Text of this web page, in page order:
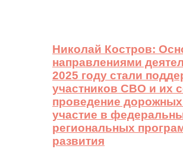
Николай Костров:
направлениями
2025 году стали
участников СВО и их
проведение дорожных
участие в
региональных
развития